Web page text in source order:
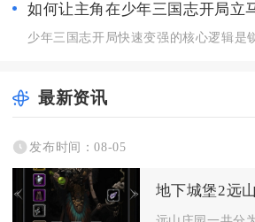
如何让主角在少年三国志开局立
最新资讯
发布时间：08-05